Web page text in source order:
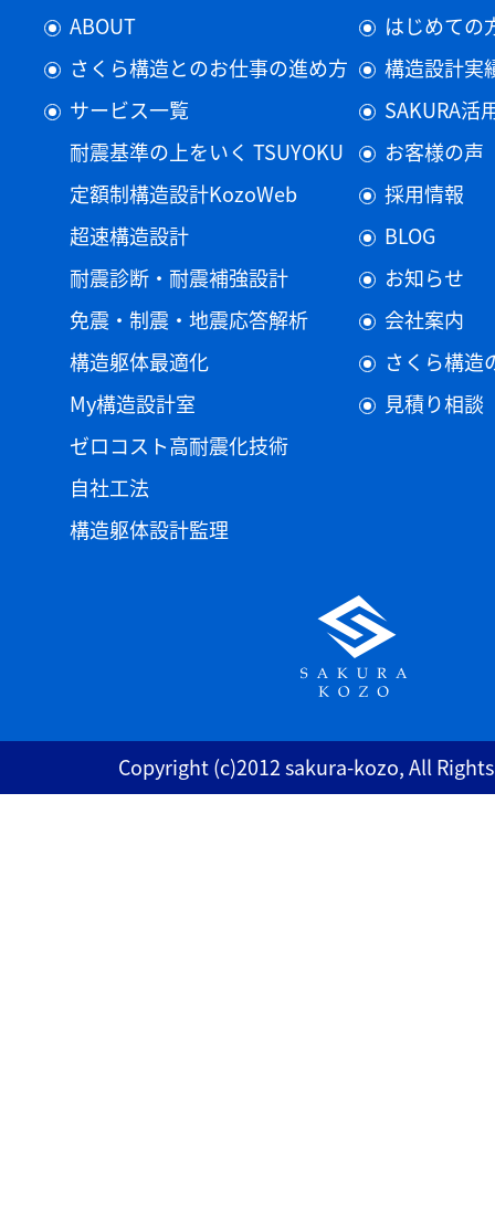
ABOUT
さくら構造とのお仕事の進め方
サービス一覧
耐震基準の上をいく TSUYOKU
定額制構造設計KozoWeb
超速構造設計
耐震診断・耐震補強設計
免震・制震・地震応答解析
構造躯体最適化
My構造設計室
ゼロコスト高耐震化技術
自社工法
構造躯体設計監理
はじめての
構造設計実
SAKURA活
お客様の声
採用情報
BLOG
お知らせ
会社案内
さくら構造
見積り相談
Copyright (c)2012 sakura-kozo, All